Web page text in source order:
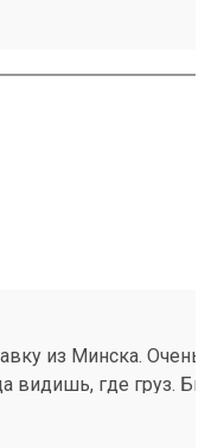
из Минска.
видишь, где груз.